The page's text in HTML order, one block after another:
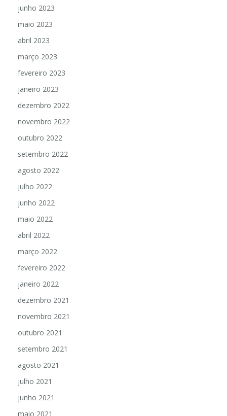
junho 2023
maio 2023
abril 2023
março 2023
fevereiro 2023
janeiro 2023
dezembro 2022
novembro 2022
outubro 2022
setembro 2022
agosto 2022
julho 2022
junho 2022
maio 2022
abril 2022
março 2022
fevereiro 2022
janeiro 2022
dezembro 2021
novembro 2021
outubro 2021
setembro 2021
agosto 2021
julho 2021
junho 2021
maio 2021